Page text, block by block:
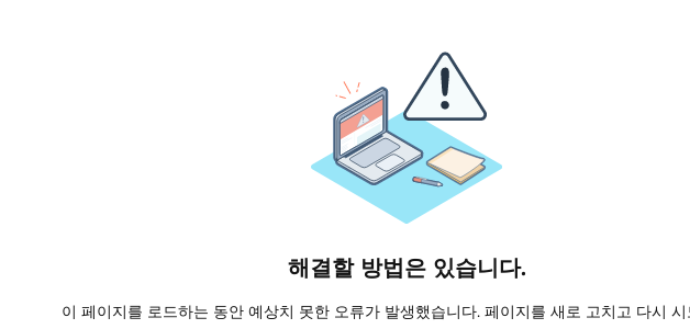
해결할 방법은 있습니다.
이 페이지를 로드하는 동안 예상치 못한 오류가 발생했습니다. 페이지를 새로 고치고 다시 시